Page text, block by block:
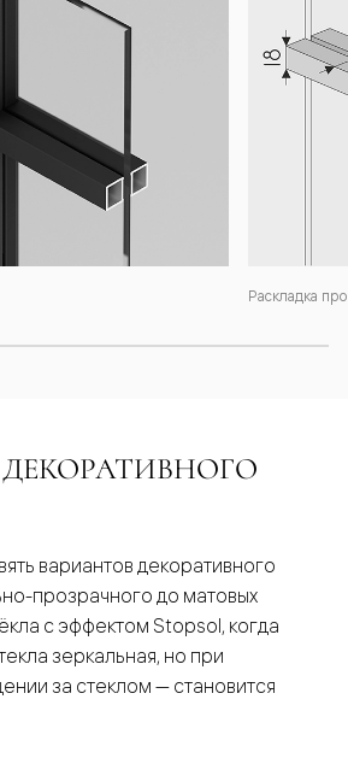
Раскладка
вариантов декоративного
прозрачного до матовых
с эффектом Stopsol, когда
зеркальная, но при
за стеклом — становится